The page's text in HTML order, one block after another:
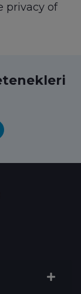
privacy of